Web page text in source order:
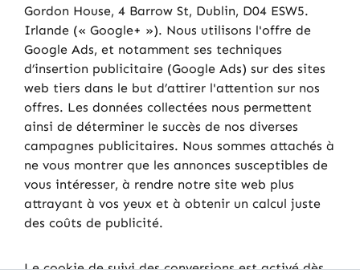
Gordon House, 4 Barrow St, Dublin, D04 ESW5.
Irlande (« Google+ »). Nous utilisons l'offre de
Google Ads, et notamment ses techniques
d’insertion publicitaire (Google Ads) sur des sites
web tiers dans le but d’attirer l'attention sur nos
offres. Les données collectées nous permettent
ainsi de déterminer le succès de nos diverses
campagnes publicitaires. Nous sommes attachés à
ne vous montrer que les annonces susceptibles de
vous intéresser, à rendre notre site web plus
attrayant à vos yeux et à obtenir un calcul juste
des coûts de publicité.
Le cookie de suivi des conversions est activé dès